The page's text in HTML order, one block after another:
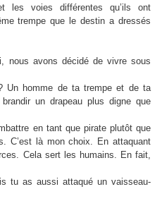
les voies différentes qu’ils ont
trempe que le destin a dressés
nous avons décidé de vivre sous
Un homme de ta trempe et de ta
un drapeau plus digne que
en tant que pirate plutôt que
C’est là mon choix. En attaquant
Cela sert les humains. En fait,
tu as aussi attaqué un vaisseau-